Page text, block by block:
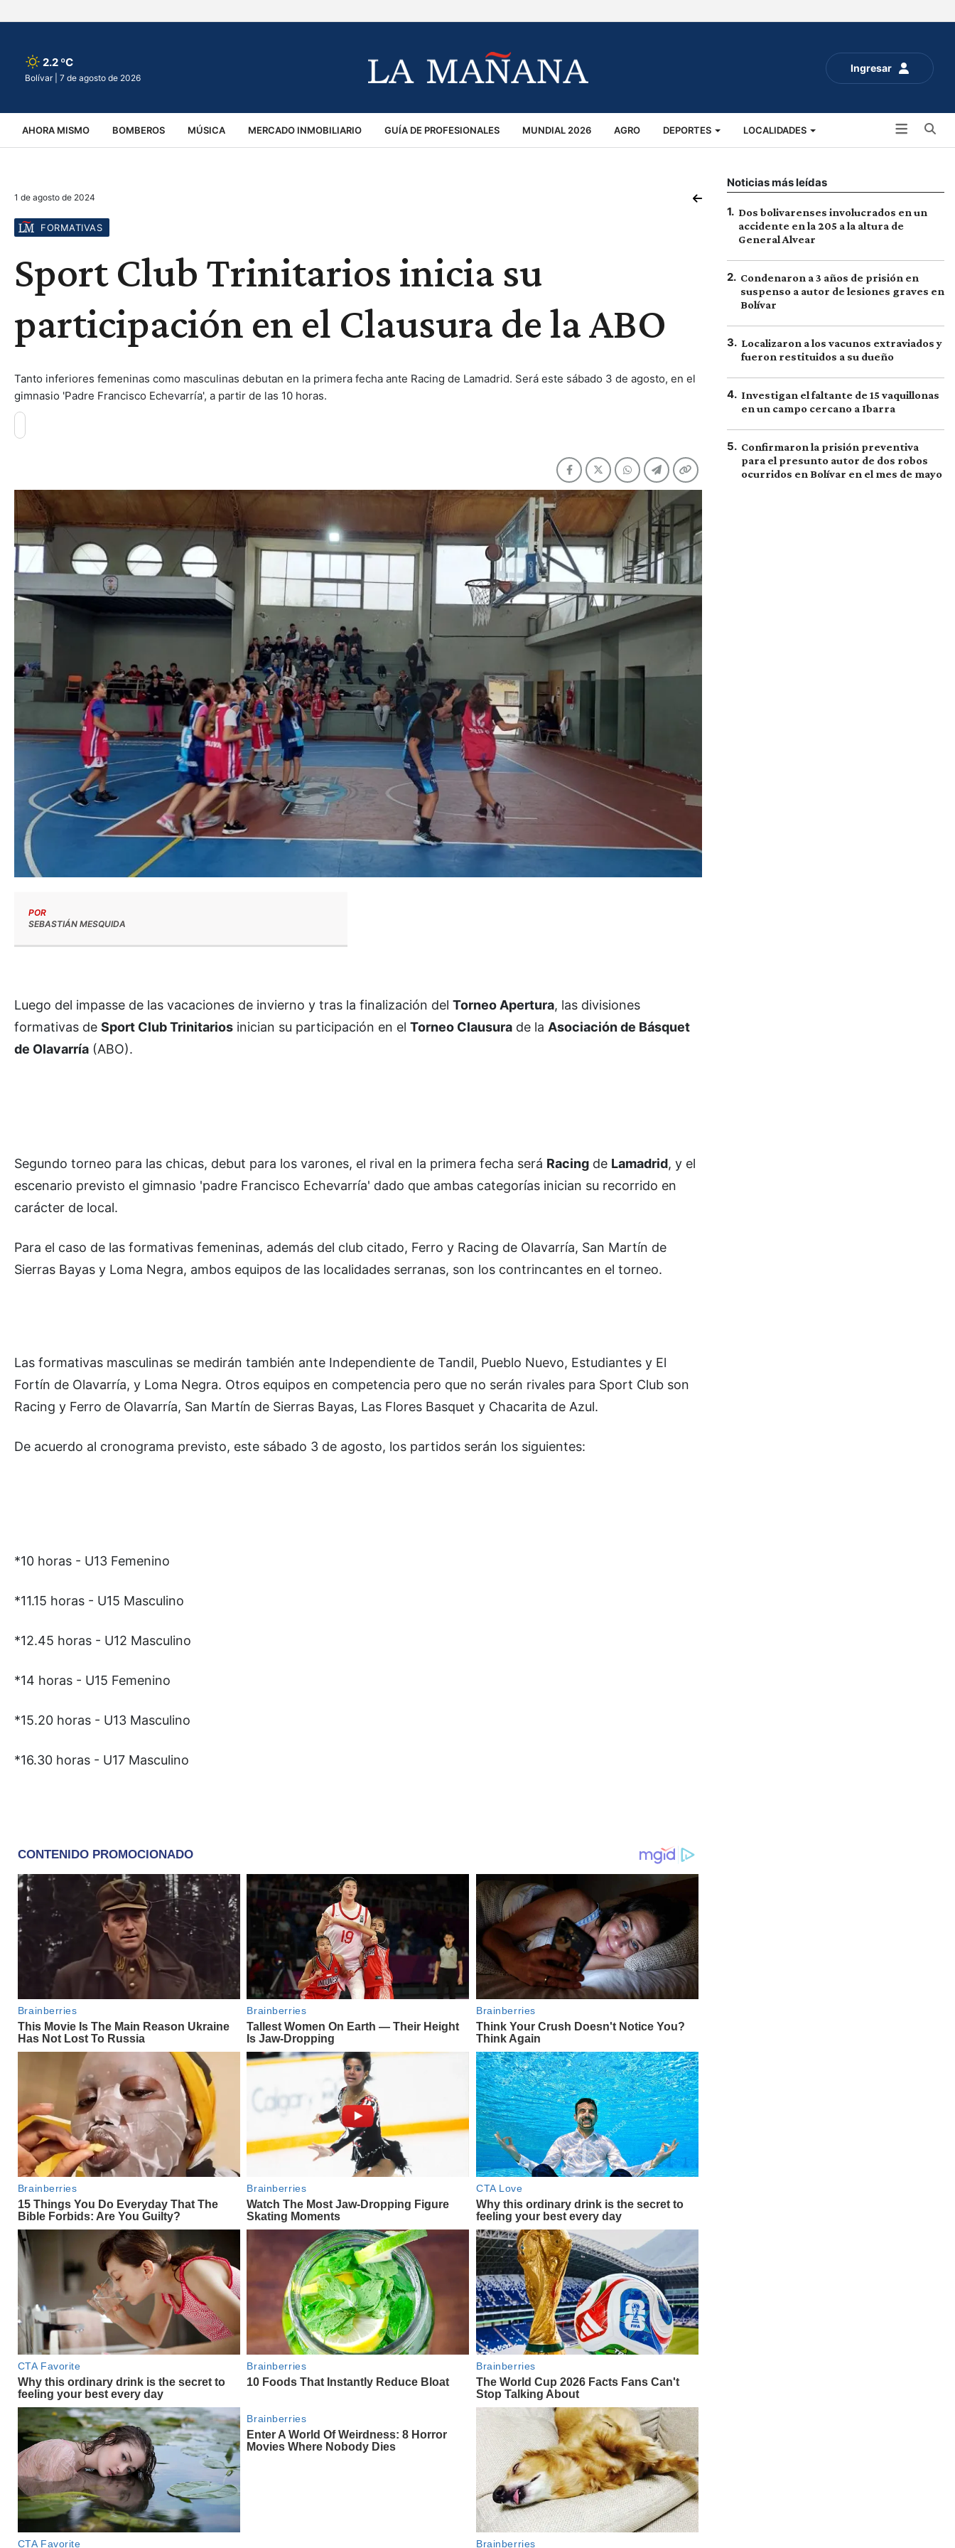
Ingresar
2.2 ºC
Bolívar | 7 de agosto de 2026
AHORA MISMO BOMBEROS MÚSICA MERCADO INMOBILIARIO GUÍA DE PROFESIONALES MUNDIAL 2026 AGRO DEPORTES LOCALIDADES
VIRALES ACCIDENTES
1 de agosto de 2024
FORMATIVAS
Sport Club Trinitarios inicia su
participación en el Clausura de la ABO
Tanto inferiores femeninas como masculinas debutan en la primera fecha ante Racing de Lamadrid. Será este sábado 3 de agosto, en el
gimnasio 'Padre Francisco Echevarría', a partir de las 10 horas.
POR
SEBASTIÁN MESQUIDA
Luego del impasse de las vacaciones de invierno y tras la finalización del Torneo Apertura, las divisiones
formativas de Sport Club Trinitarios inician su participación en el Torneo Clausura de la Asociación de Básquet
de Olavarría (ABO).
Segundo torneo para las chicas, debut para los varones, el rival en la primera fecha será Racing de Lamadrid, y el
escenario previsto el gimnasio 'padre Francisco Echevarría' dado que ambas categorías inician su recorrido en
carácter de local.
Para el caso de las formativas femeninas, además del club citado, Ferro y Racing de Olavarría, San Martín de
Sierras Bayas y Loma Negra, ambos equipos de las localidades serranas, son los contrincantes en el torneo.
Las formativas masculinas se medirán también ante Independiente de Tandil, Pueblo Nuevo, Estudiantes y El
Fortín de Olavarría, y Loma Negra. Otros equipos en competencia pero que no serán rivales para Sport Club son
Racing y Ferro de Olavarría, San Martín de Sierras Bayas, Las Flores Basquet y Chacarita de Azul.
De acuerdo al cronograma previsto, este sábado 3 de agosto, los partidos serán los siguientes:
*10 horas - U13 Femenino
*11.15 horas - U15 Masculino
*12.45 horas - U12 Masculino
*14 horas - U15 Femenino
*15.20 horas - U13 Masculino
*16.30 horas - U17 Masculino
Noticias más leídas
1. Dos bolivarenses involucrados en un
accidente en la 205 a la altura de
General Alvear
2. Condenaron a 3 años de prisión en
suspenso a autor de lesiones graves en
Bolívar
3. Localizaron a los vacunos extraviados y
fueron restituidos a su dueño
4. Investigan el faltante de 15 vaquillonas
en un campo cercano a Ibarra
5. Confirmaron la prisión preventiva
para el presunto autor de dos robos
ocurridos en Bolívar en el mes de mayo